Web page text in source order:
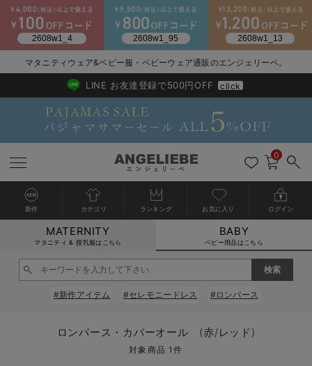
新生児服全て
ツーウェイオール・2WAYオール（新生児）
ベビー服全て
ロンパース・カバーオール
シーズンアイテム全て
ベビー・新生児 寝具全て
ベビーベッド・布団 （ベビー・新生児）
ベビー 雑貨全て
ベビーチェア（ハイローチェア）・ベビーラック
お出かけグッズ全て
ベビー｜季節の特集全て
猛暑からベビーを守るひんやりグッズ
アウトレット全て
【アウトレット】ワンピース
特集全て
抗菌防臭加工
再入荷全て
再入荷｜インナー
戻る
送料無料アイテム全て
ワンピース
戻る
ブラキャミ おまとめ
戻る
【37周年祭セール】
【37周年祭セール】
戻る
気温差別オススメア
【15℃】3月下旬～
戻る
動きやすく着回しで
戻る
強撚スムース(コスパ
戻る
マタニティウェア
【おまとめ割】パジ
戻る
こだわりの履き心地
カジュアル
戻る
ジャケット派
戻る
出産準備応援割全て
マタニティパジャマ
戻る
【オフィスカジュア
戻る
レギンスタイプ
戻る
【フォーマル】ワン
戻る
【ベビー】長袖
戻る
ハンカチ
戻る
快適ウェア10%OFF
戻る
春のマタニティワン
セットアップ・ レイ
戻る
Gift Selection 出産
〜3,000円（税込）
戻る
冬の冷え対策インナ
薄くてあったか
戻る
入院準備の持ち物チ
入院してすぐ使うグ
戻る
冬のあったか特集全て
【冬のあったか特集
マタニティウェア&ベビー服・ベビーウェア通販のエンジェリーベ。
2026/NewArrival
送料495円(一部地域を除く) 7,700円以上で送料無料
LINE お友達登録で500円OFF click
0
新作 カテゴリ ランキング お気に入り ログイン
MATERNITY
マタニティ & 授乳服はこちら
BABY
ベビー用品はこちら
#新作アイテム #セレモニードレス #ロンパース
ロンパース・カバーオール (赤/レッド)
対象商品 1件
カートに入れる
閉じる